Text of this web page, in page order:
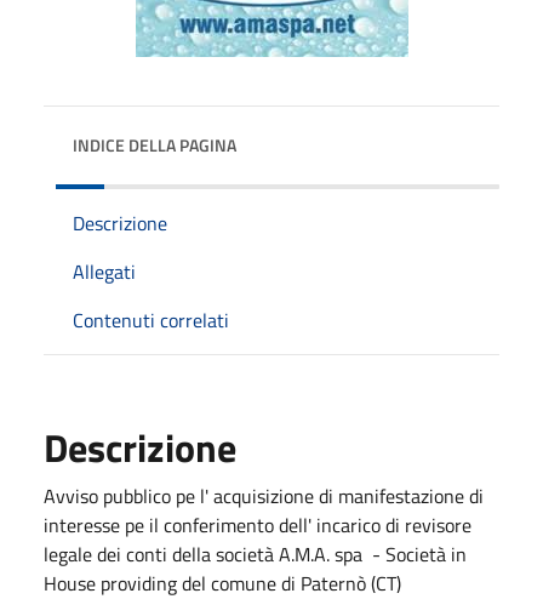
INDICE DELLA PAGINA
Descrizione
Allegati
Contenuti correlati
Descrizione
Avviso pubblico pe l' acquisizione di manifestazione di
interesse pe il conferimento dell' incarico di revisore
legale dei conti della società A.M.A. spa - Società in
House providing del comune di Paternò (CT)